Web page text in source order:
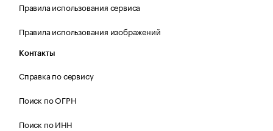
Правила использования сервиса
Правила использования изображений
Контакты
Справка по сервису
Поиск по ОГРН
Поиск по ИНН